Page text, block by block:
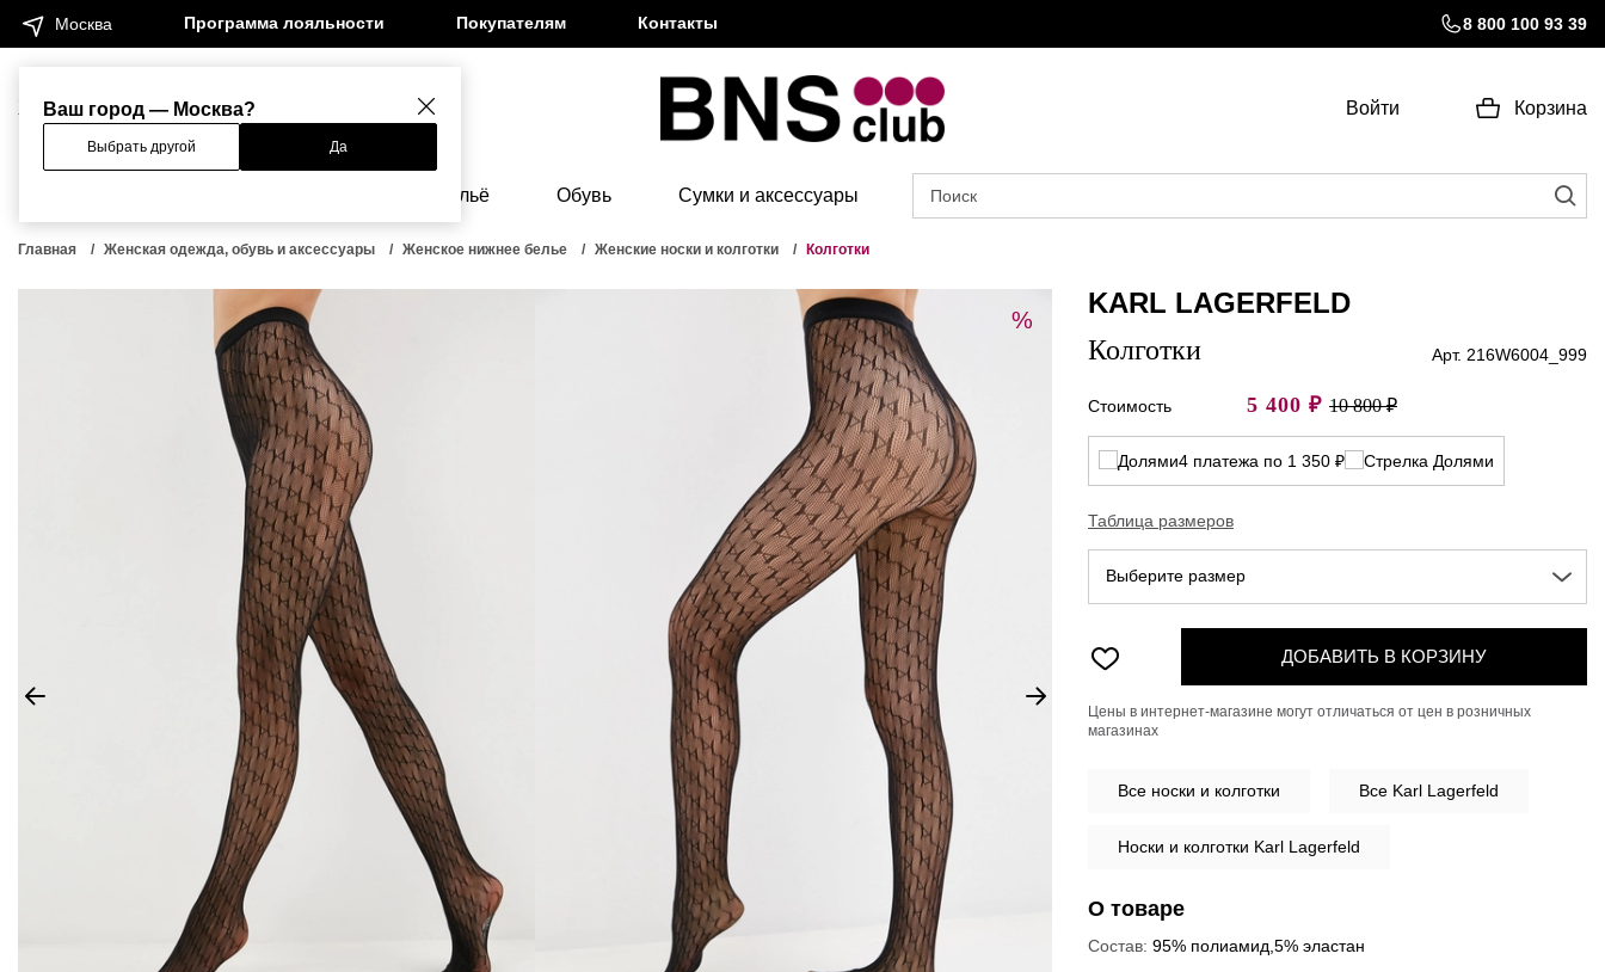
Ваш город — Москва?
Выбрать другой Да
Москва Программа лояльности Покупателям Контакты 8 800 100 93 39
Женщинам Мужчинам Войти Корзина
Бельё Обувь Сумки и аксессуары
Главная Женская одежда, обувь и аксессуары Женское нижнее белье Женские носки и колготки Колготки
%
KARL LAGERFELD
Колготки Арт. 216W6004_999
Стоимость 5 400 ₽ 10 800 ₽
4 платежа по 1 350 ₽
Таблица размеров
Выберите размер
ДОБАВИТЬ В КОРЗИНУ
Цены в интернет-магазине могут отличаться от цен в розничных
магазинах
Все носки и колготки Все Karl Lagerfeld
Носки и колготки Karl Lagerfeld
О товаре
Состав: 95% полиамид,5% эластан